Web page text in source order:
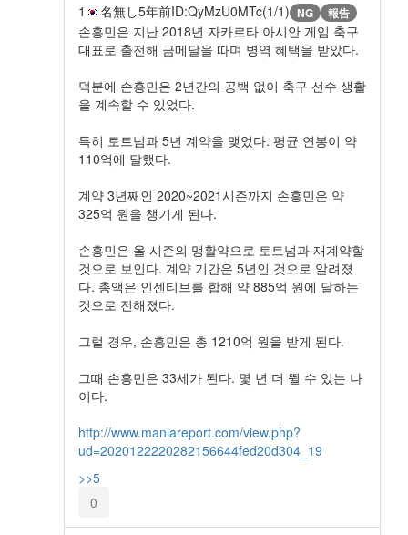
1 名無し5年前ID:QyMzU0MTc(1/1) NG 報告
손흥민은 지난 2018년 자카르타 아시안 게임 축구
대표로 출전해 금메달을 따며 병역 혜택을 받았다.
덕분에 손흥민은 2년간의 공백 없이 축구 선수 생활
을 계속할 수 있었다.
특히 토트넘과 5년 계약을 맺었다. 평균 연봉이 약
110억에 달했다.
계약 3년째인 2020~2021시즌까지 손흥민은 약
325억 원을 챙기게 된다.
손흥민은 올 시즌의 맹활약으로 토트넘과 재계약할
것으로 보인다. 계약 기간은 5년인 것으로 알려졌
다. 총액은 인센티브를 합해 약 885억 원에 달하는
것으로 전해졌다.
그럴 경우, 손흥민은 총 1210억 원을 받게 된다.
그때 손흥민은 33세가 된다. 몇 년 더 뛸 수 있는 나
이다.
http://www.maniareport.com/view.php?
ud=2020122220282156644fed20d304_19
>>5
0